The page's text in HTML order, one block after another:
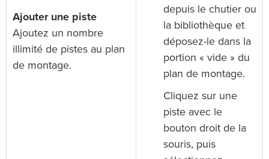
Ajouter une piste
Ajoutez un nombre
illimité de pistes au plan
de montage.
depuis le chutier ou
la bibliothèque et
déposez-le dans la
portion « vide » du
plan de montage.
Cliquez sur une
piste avec le
bouton droit de la
souris, puis